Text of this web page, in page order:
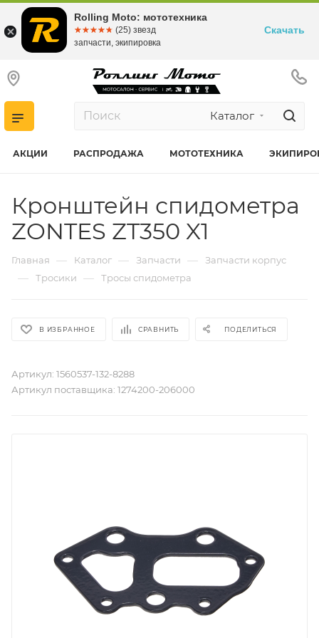
Каталог
АКЦИИ РАСПРОДАЖА МОТОТЕХНИКА
Кронштейн спидометра
ZONTES ZT350 X1
Главная — Каталог — Запчасти — Запчасти корпус
— Тросики — Тросы спидометра
В ИЗБРАННОЕ СРАВНИТЬ ПОДЕЛИТЬСЯ
Артикул: 1560537-132-8288
Артикул поставщика: 1274200-206000
Rolling Moto: мототехника
☆☆☆☆☆
★★★★★ (25) звезд
запчасти, экипировка
Скачать